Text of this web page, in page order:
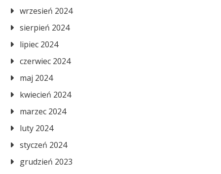
wrzesień 2024
sierpień 2024
lipiec 2024
czerwiec 2024
maj 2024
kwiecień 2024
marzec 2024
luty 2024
styczeń 2024
grudzień 2023